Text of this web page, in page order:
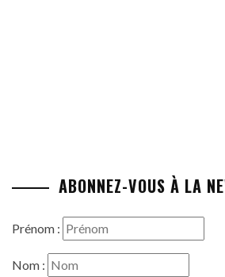
ABONNEZ-VOUS À LA
Prénom :
Nom :